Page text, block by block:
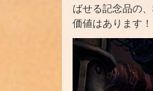
ばせる記念品の
価値はあります！